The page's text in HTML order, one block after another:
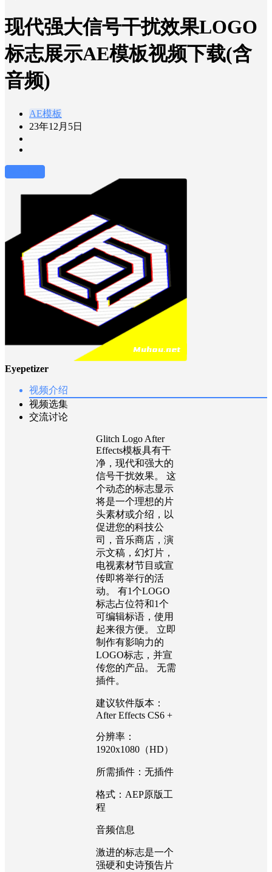
现代强大信号干扰效果LOGO
标志展示AE模板视频下载(含
音频)
AE模板
23年12月5日
Eyepetizer
视频介绍
视频选集
交流讨论
Glitch Logo After
Effects模板具有干
净，现代和强大的
信号干扰效果。 这
个动态的标志显示
将是一个理想的片
头素材或介绍，以
促进您的科技公
司，音乐商店，演
示文稿，幻灯片，
电视素材节目或宣
传即将举行的活
动。 有1个LOGO
标志占位符和1个
可编辑标语，使用
起来很方便。 立即
制作有影响力的
LOGO标志，并宣
传您的产品。 无需
插件。
建议软件版本：
After Effects CS6 +
分辨率：
1920x1080（HD）
所需插件：无插件
格式：AEP原版工
程
音频信息
激进的标志是一个
强硬和史诗预告片